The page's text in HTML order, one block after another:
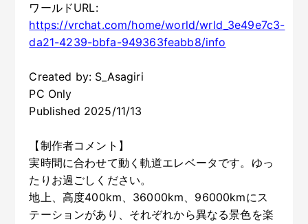
ワールドURL:
https://vrchat.com/home/world/wrld_3e49e7c3-
da21-4239-bbfa-949363feabb8/info
Created by: S_Asagiri
PC Only
Published 2025/11/13
【制作者コメント】
実時間に合わせて動く軌道エレベータです。ゆっ
たりお過ごしください。
地上、高度400km、36000km、96000kmにス
テーションがあり、それぞれから異なる景色を楽